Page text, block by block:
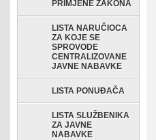
PRIMJENE ZAKONA
LISTA NARUČIOCA
ZA KOJE SE
SPROVODE
CENTRALIZOVANE
JAVNE NABAVKE
LISTA PONUĐAČA
LISTA SLUŽBENIKA
ZA JAVNE
NABAVKE